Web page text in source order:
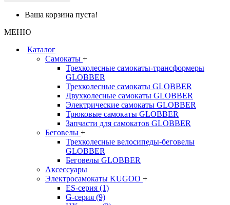
Ваша корзина пуста!
МЕНЮ
Каталог
Самокаты +
Трехколесные самокаты-трансформеры
GLOBBER
Трехколесные самокаты GLOBBER
Двухколесные самокаты GLOBBER
Электрические самокаты GLOBBER
Трюковые самокаты GLOBBER
Запчасти для самокатов GLOBBER
Беговелы +
Трехколесные велосипеды-беговелы
GLOBBER
Беговелы GLOBBER
Аксессуары
Электросамокаты KUGOO +
ES-серия (1)
G-серия (9)